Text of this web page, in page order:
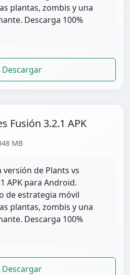
plantas, zombis y una
Descarga 100%
Descargar
Fusión 3.2.1 APK
MB
de Plants vs
APK para Android.
de estrategia móvil
plantas, zombis y una
Descarga 100%
Descargar